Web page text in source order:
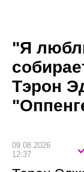
"Я
Тэрон
09.08.2026
12:37